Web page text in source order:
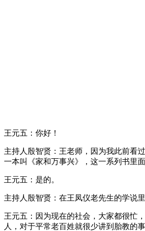
王元五：你好！
主持人殷智贤：王老师，因为我此前看
一本叫《家和万事兴》，这一系列书里
王元五：是的。
主持人殷智贤：在王凤仪老先生的学说
王元五：因为现在的社会，大家都很忙
人，对于平常老百姓就很少讲到胎教的